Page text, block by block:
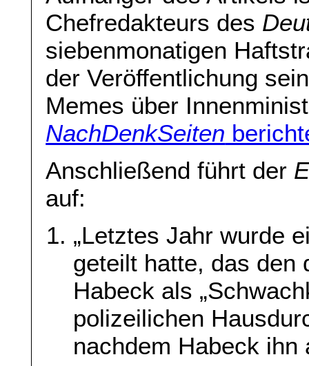
Chefredakteurs des
siebenmonatigen
der Veröffentlichung
Memes über
NachDenkSeiten
Anschließend führt der
auf:
„Letztes Jahr wurde
geteilt hatte, das den
Habeck als
polizeilichen
nachdem Habeck ihn